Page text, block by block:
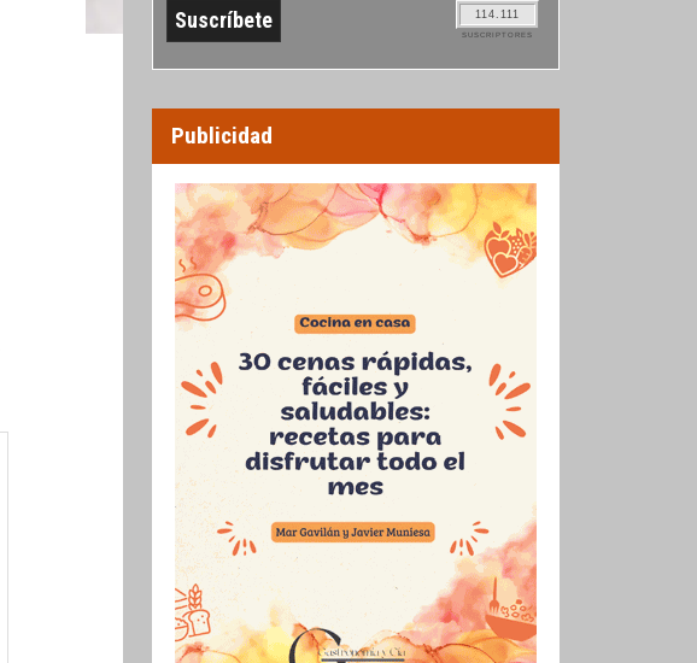
114.111
SUSCRIPTORES
Publicidad